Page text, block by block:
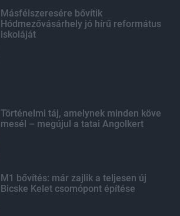
Másfélszeresére bővítik
Hódmezővásárhely jó hírű református
iskoláját
Történelmi táj, amelynek minden köve
mesél – megújul a tatai Angolkert
M1 bővítés: már zajlik a teljesen új
Bicske Kelet csomópont építése